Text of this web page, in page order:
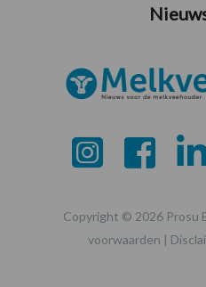
Copyright © 2026 Prosu
voorwaarden |